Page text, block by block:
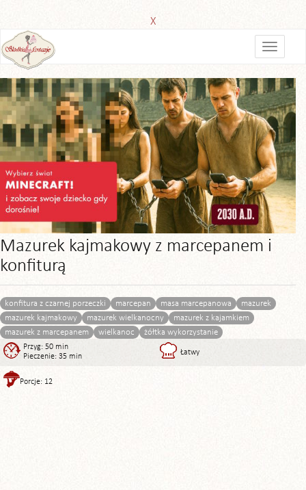
X
Mazurek kajmakowy z marcepanem i
konfiturą
konfitura z czarnej porzeczki marcepan masa marcepanowa
mazurek
mazurek kajmakowy
mazurek wielkanocny
mazurek z kajamkiem
mazurek z marcepanem
wielkanoc żółtka wykorzystanie
Przyg: 50 min
Pieczenie: 35 min
Łatwy
Porcje: 12